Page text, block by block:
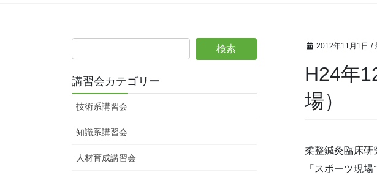
2012年11月1日 /
H24年
場）
柔整鍼灸臨床研
「スポーツ現
講習会カテゴリー
技術系講習会
知識系講習会
人材育成講習会